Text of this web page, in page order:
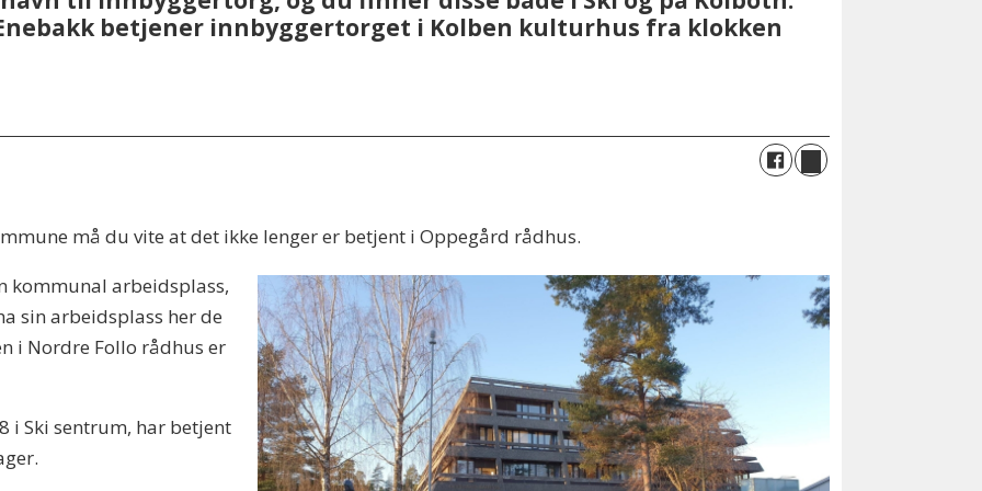
betjener innbyggertorget i Kolben kulturhus fra klokken
må du vite at det ikke lenger er betjent i Oppegård rådhus.
kommunal arbeidsplass,
sin arbeidsplass her de
i Nordre Follo rådhus er
i Ski sentrum, har betjent